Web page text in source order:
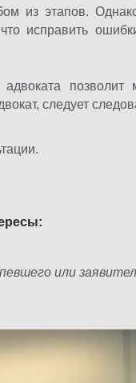
из этапов.
исправить
позволит
следует
или